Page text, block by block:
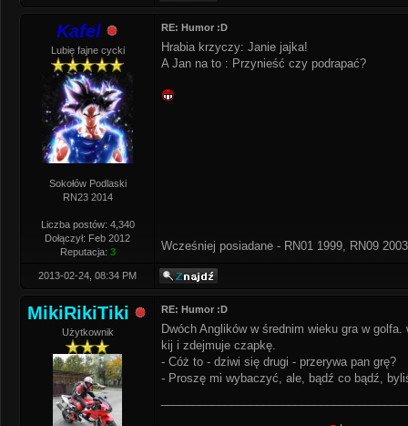
Kafel
Lubię fajne cycki
Sokołów Podlaski
RN23 2014
Liczba postów: 4,340
Dołączył: Feb 2012
Reputacja: 3
RE: Humor :D
Hrabia krzyczy: Janie jajka!
A Jan na to : Przynieść czy podrapać?
Wcześniej posiadane - RN01 1999, RN09
2013-02-24, 08:34 PM
MikiRikiTiki
Użytkownik
RE: Humor :D
Dwóch Anglików w średnim wieku gra w
kij i zdejmuje czapkę.
- Cóż to - dziwi się drugi - przerywa pan grę?
- Proszę mi wybaczyć, ale, bądź co bądź,